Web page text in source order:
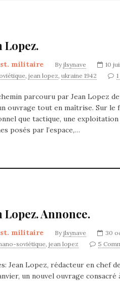
Lopez.
militaire By jlsynave 10
, jean lopez, ukraine 1942
parcouru par Jean Lopez
ouvrage tout en maîtrise. Sur le
que tactique, une
posés par l’espace,…
Lopez. Annonce.
militaire By jlsynave 30
soviétique, jean lopez 5
Jean Lopez, rédacteur en chef
un nouvel ouvrage consacré